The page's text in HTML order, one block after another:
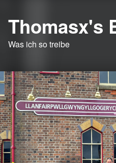
Thomasx's
Was ich so treibe